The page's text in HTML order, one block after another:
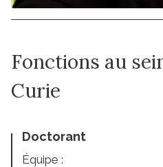
Fonctions au
Curie
Doctorant
Équipe :